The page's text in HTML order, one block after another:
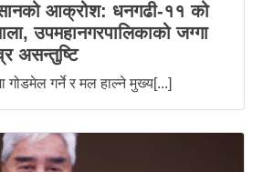
आक्रोश: धनगढी-११ को
उपमहानगरपालिकाको जग्गा
असन्तुष्टि
गोडमेल गर्ने र मल हाल्ने मुख्य[...]